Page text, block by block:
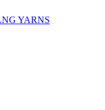
YARNS